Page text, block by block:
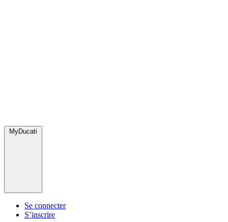
MyDucati
Se connecter
S’inscrire